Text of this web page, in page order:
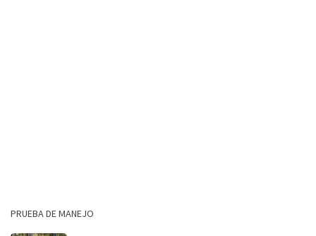
PRUEBA DE MANEJO